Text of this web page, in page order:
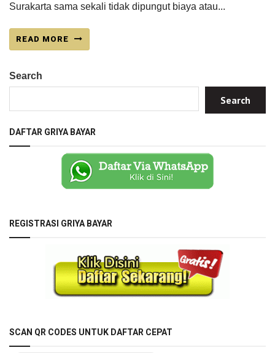
Surakarta sama sekali tidak dipungut biaya atau...
READ MORE
Search
Search
DAFTAR GRIYA BAYAR
REGISTRASI GRIYA BAYAR
SCAN QR CODES UNTUK DAFTAR CEPAT